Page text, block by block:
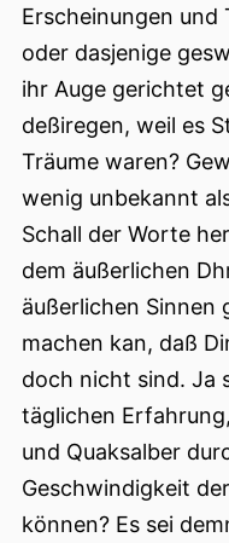
Erscheinungen und
oder dasjenige
ihr Auge gerichtet
deßiregen, weil es
Träume waren?
wenig unbekannt
Schall der Worte
dem äußerlichen
äußerlichen Sinnen
machen kan, daß
doch nicht sind. Ja
täglichen
und Quaksalber
Geschwindigkeit
können? Es sei